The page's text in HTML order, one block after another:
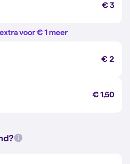
€ 3
voor € 1 meer
€ 2
€ 1,50